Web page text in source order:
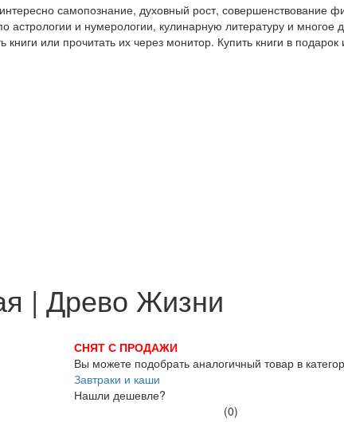
самопознание, духовный рост, совершенствование
астрологии и нумерологии, кулинарную литературу и
или прочитать их через монитор. Купить книги в
| Древо Жизни
СНЯТ С ПРОДАЖИ
Вы можете подобрать аналогичный товар в
Завтраки и каши
Нашли дешевле?
(0)